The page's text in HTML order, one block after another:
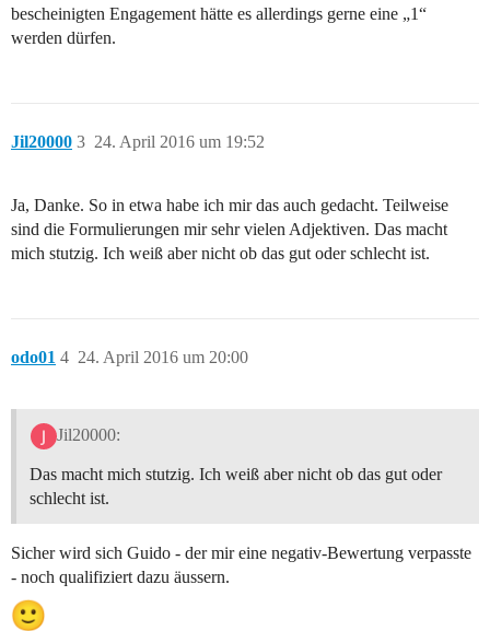
bescheinigten Engagement hätte es allerdings gerne eine „1“
werden dürfen.
Jil20000 24. April 2016 um 19:52
3
Ja, Danke. So in etwa habe ich mir das auch gedacht. Teilweise
sind die Formulierungen mir sehr vielen Adjektiven. Das macht
mich stutzig. Ich weiß aber nicht ob das gut oder schlecht ist.
odo01 24. April 2016 um 20:00
4
Jil20000:
Das macht mich stutzig. Ich weiß aber nicht ob das gut oder
schlecht ist.
Sicher wird sich Guido - der mir eine negativ-Bewertung verpasste
- noch qualifiziert dazu äussern.